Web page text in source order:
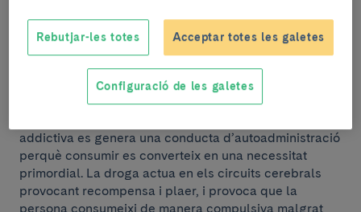
ciutats d’Espanya són la cocaïna i el cànnabis.
Pràcticament el consum de substàncies comença
entre els 13-14 anys amb porros, tabac i alcohol i
després continua amb les altres drogues entre els 16 i
addictiva es genera una conducta d’autoadministració
perquè consumir es converteix en una necessitat
primordial. La droga actua en els circuits cerebrals
provocant recompensa i plaer, i provoca que la
persona consumeixi de manera compulsiva malgrat
Rebutjar-les totes Acceptar totes les galetes
Configuració de les galetes